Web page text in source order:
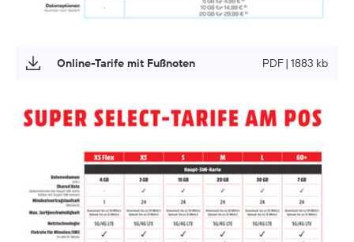
Online-Tarife mit Fußnoten PDF | 1883 kb